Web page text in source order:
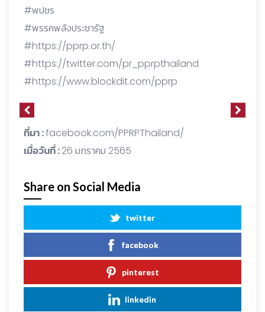
#พปชร
#พรรคพลังประชารัฐ
#https://pprp.or.th/
#https://twitter.com/pr_pprpthailand
#https://www.blockdit.com/pprp
ที่มา :facebook.com/PPRPThailand/
เมื่อวันที่ :26 มกราคม 2565
Share on Social Media
twitter
facebook
pinterest
linkedin